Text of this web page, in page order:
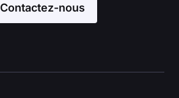
Contactez-nous